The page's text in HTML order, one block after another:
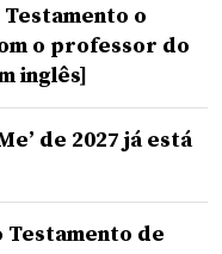
Testamento o
o professor do
inglês]
de 2027 já está
Testamento de